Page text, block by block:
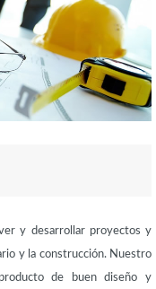
y desarrollar proyectos y
y la construcción. Nuestro
de buen diseño y